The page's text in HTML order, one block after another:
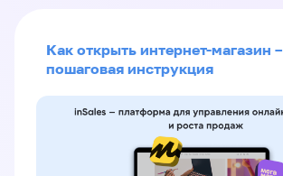
Как открыть интернет-магазин –
пошаговая инструкция